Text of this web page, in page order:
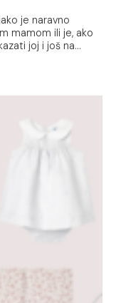
je naravno
mamom ili je, ako
joj i još na...